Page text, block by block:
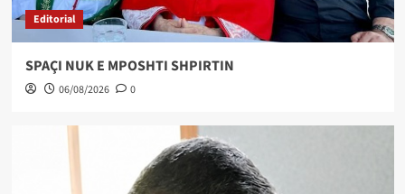
Editorial
SPAÇI NUK E MPOSHTI SHPIRTIN
06/08/2026 0